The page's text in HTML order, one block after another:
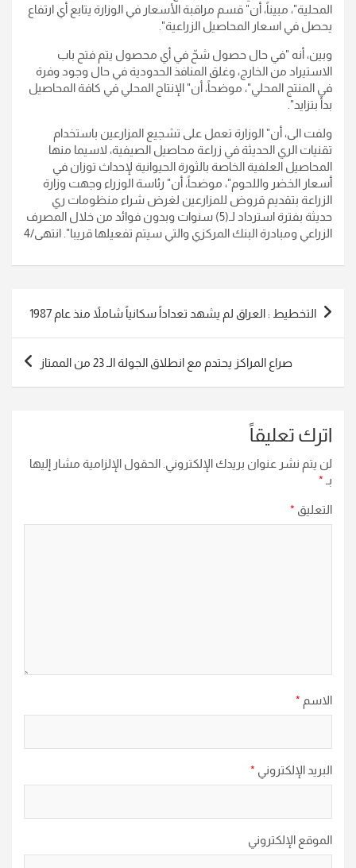
المحلية"، مبيناً، أن" قسم مراقبة الأسعار في الوزارة يتابع أي ارتفاع
يحصل في اسعار المحاصيل الزراعية".
وبين، أنه "في حال حصول شحّ في أي محصول يتم فتح باب
الاستيراد من الخارج، وغلق المنافذ الحدودية في حال وجود وفرة
في المنتج المحلي"، موضحاً، أن" الإنتاج المحلي في كافة المحاصيل
بدأ بتزايد".
ولفت الى، أن" الوزارة تعمل على تشجيع المزارعين باستخدام
تقنيات الري الحديثة في زراعة محاصيل الصيفية، لاسيما منها
المحاصيل العلفية الخاصة بالثورة الحيوانية لإحداث توزان في
أسعار الخضر واللحوم"، موضحاً، أن" رئاسة الوزراء وجهت وزارة
الزراعة بتقديم قروض للمزارعين لغرض شراء منظومات ري
حديثة بفترة استرداد لـ(5) سنوات وبدون فوائد من خلال المصرف
الزراعي ومبادرة البنك المركزي والتي سيتم تفعيلها قريبا". انتهى/4
تصفّح
المقالات
التخطيط : العراق لم يشهد تعداداً سكانياً شاملاً منذ عام 1987
صراع المراكز يحتدم مع انطلاق الجولة الـ 23 من الممتاز
اترك تعليقاً
لن يتم نشر عنوان بريدك الإلكتروني. الحقول الإلزامية مشار إليها
بـ *
التعليق *
الاسم *
البريد الإلكتروني *
الموقع الإلكتروني